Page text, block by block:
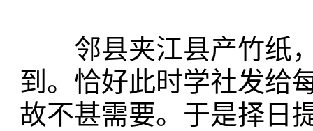
邻县夹江县产竹纸，
到。恰好此时学社发给
故不甚需要。于是择日